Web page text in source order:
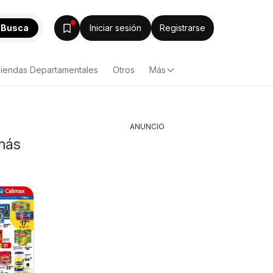
Busca Iniciar sesión Registrarse
Departamentales Otros Más
ANUNCIO